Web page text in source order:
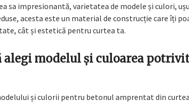
sa impresionantă, varietatea de modele și culori,
acesta este un material de construcție care îți
cât și estetică pentru curtea ta.
alegi modelul și culoarea
și culorii pentru betonul amprentat din